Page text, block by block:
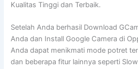
Kualitas Tinggi dan Terbaik.
Setelah Anda berhasil Download
Anda dan Install Google Camera di
Anda dapat menikmati mode potret
dan beberapa fitur lainnya seperti